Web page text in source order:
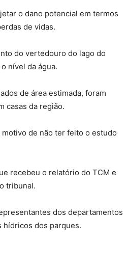
o dano potencial em termos
de vidas.
do vertedouro do lago do
nível da água.
de área estimada, foram
casas da região.
de não ter feito o estudo
recebeu o relatório do TCM e
tribunal.
dos departamentos
hídricos dos parques.